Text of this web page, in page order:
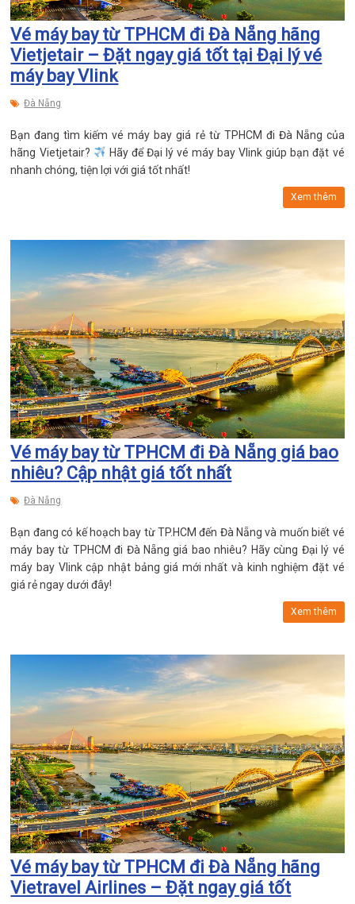
Vé máy bay từ TPHCM đi Đà Nẵng hãng
Vietjetair – Đặt ngay giá tốt tại Đại lý vé
máy bay Vlink
Đà Nẵng
Bạn đang tìm kiếm vé máy bay giá rẻ từ TPHCM đi Đà Nẵng của
hãng Vietjetair?
Hãy để Đại lý vé máy bay Vlink giúp bạn đặt vé
nhanh chóng, tiện lợi với giá tốt nhất!
Xem thêm
Vé máy bay từ TPHCM đi Đà Nẵng giá bao
nhiêu? Cập nhật giá tốt nhất
Đà Nẵng
Bạn đang có kế hoạch bay từ TP.HCM đến Đà Nẵng và muốn biết vé
máy bay từ TPHCM đi Đà Nẵng giá bao nhiêu? Hãy cùng Đại lý vé
máy bay Vlink cập nhật bảng giá mới nhất và kinh nghiệm đặt vé
giá rẻ ngay dưới đây!
Xem thêm
Vé máy bay từ TPHCM đi Đà Nẵng hãng
Vietravel Airlines – Đặt ngay giá tốt